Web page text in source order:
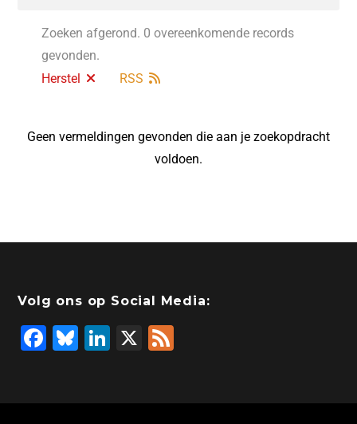
Zoeken afgerond. 0 overeenkomende records
gevonden.
Herstel
RSS
Geen vermeldingen gevonden die aan je zoekopdracht
voldoen.
Volg ons op Social Media:
F
Bl
Li
X